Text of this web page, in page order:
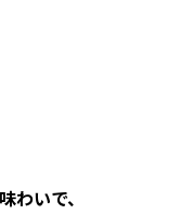
いで、